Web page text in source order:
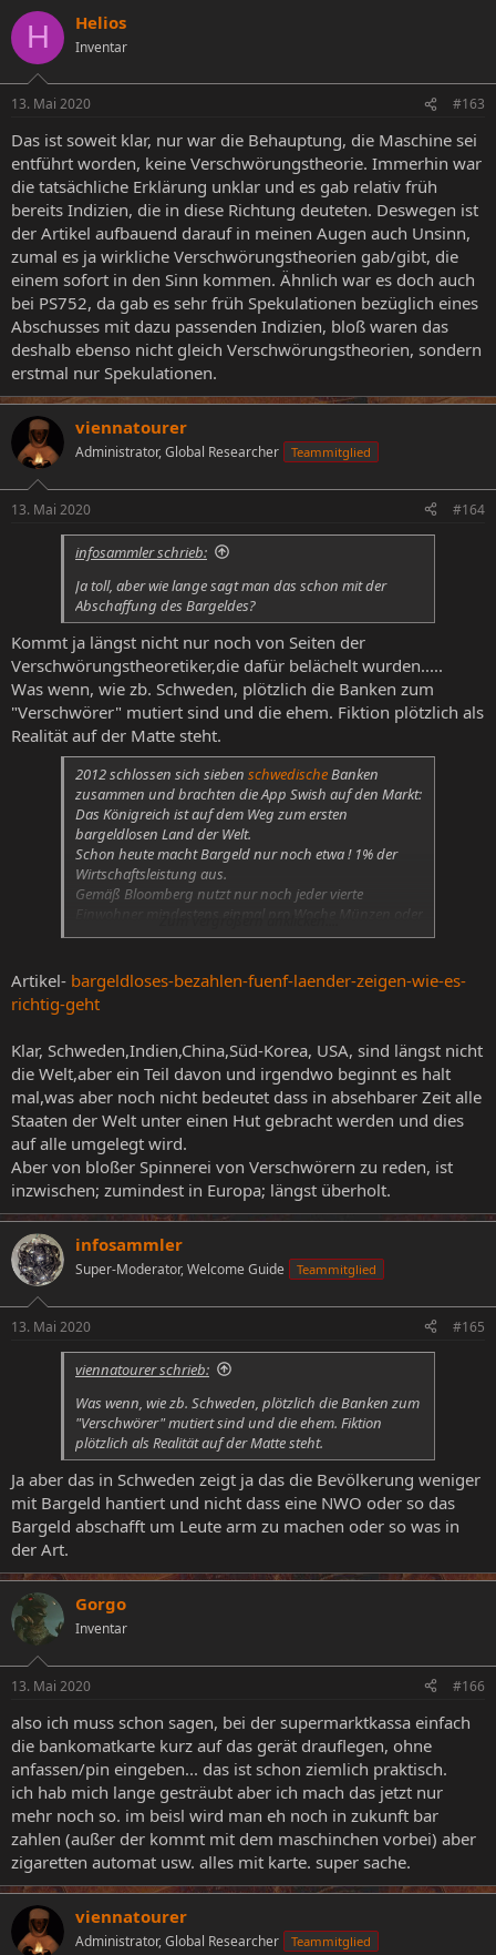
H Helios
Inventar
13. Mai 2020 #163
Das ist soweit klar, nur war die Behauptung, die Maschine sei
entführt worden, keine Verschwörungstheorie. Immerhin war
die tatsächliche Erklärung unklar und es gab relativ früh
bereits Indizien, die in diese Richtung deuteten. Deswegen ist
der Artikel aufbauend darauf in meinen Augen auch Unsinn,
zumal es ja wirkliche Verschwörungstheorien gab/gibt, die
einem sofort in den Sinn kommen. Ähnlich war es doch auch
bei PS752, da gab es sehr früh Spekulationen bezüglich eines
Abschusses mit dazu passenden Indizien, bloß waren das
deshalb ebenso nicht gleich Verschwörungstheorien, sondern
erstmal nur Spekulationen.
viennatourer
Administrator, Global Researcher Teammitglied
13. Mai 2020 #164
infosammler schrieb:
Ja toll, aber wie lange sagt man das schon mit der
Abschaffung des Bargeldes?
Kommt ja längst nicht nur noch von Seiten der
Verschwörungstheoretiker,die dafür belächelt wurden.....
Was wenn, wie zb. Schweden, plötzlich die Banken zum
"Verschwörer" mutiert sind und die ehem. Fiktion plötzlich als
Realität auf der Matte steht.
2012 schlossen sich sieben schwedische Banken
zusammen und brachten die App Swish auf den Markt:
Das Königreich ist auf dem Weg zum ersten
bargeldlosen Land der Welt.
Schon heute macht Bargeld nur noch etwa ! 1% der
Wirtschaftsleistung aus.
Gemäß Bloomberg nutzt nur noch jeder vierte
Einwohner mindestens einmal pro Woche Münzen oder
Scheine.
noch Bares aus.
2030 könnte endgültig Schluss sein mit dem Bargeld.
Artikel- bargeldloses-bezahlen-fuenf-laender-zeigen-wie-es-
richtig-geht
Klar, Schweden,Indien,China,Süd-Korea, USA, sind längst nicht
die Welt,aber ein Teil davon und irgendwo beginnt es halt
mal,was aber noch nicht bedeutet dass in absehbarer Zeit alle
Staaten der Welt unter einen Hut gebracht werden und dies
auf alle umgelegt wird.
Aber von bloßer Spinnerei von Verschwörern zu reden, ist
inzwischen; zumindest in Europa; längst überholt.
infosammler
Super-Moderator, Welcome Guide Teammitglied
13. Mai 2020 #165
viennatourer schrieb:
Was wenn, wie zb. Schweden, plötzlich die Banken zum
"Verschwörer" mutiert sind und die ehem. Fiktion
plötzlich als Realität auf der Matte steht.
Ja aber das in Schweden zeigt ja das die Bevölkerung weniger
mit Bargeld hantiert und nicht dass eine NWO oder so das
Bargeld abschafft um Leute arm zu machen oder so was in
der Art.
Gorgo
Inventar
13. Mai 2020 #166
also ich muss schon sagen, bei der supermarktkassa einfach
die bankomatkarte kurz auf das gerät drauflegen, ohne
anfassen/pin eingeben... das ist schon ziemlich praktisch.
ich hab mich lange gesträubt aber ich mach das jetzt nur
mehr noch so. im beisl wird man eh noch in zukunft bar
zahlen (außer der kommt mit dem maschinchen vorbei) aber
zigaretten automat usw. alles mit karte. super sache.
viennatourer
Administrator, Global Researcher Teammitglied